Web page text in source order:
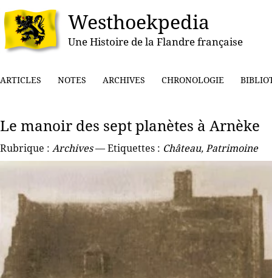
Westhoekpedia
Une Histoire de la Flandre française
ARTICLES NOTES ARCHIVES CHRONOLOGIE
Le manoir des sept planètes à Arnèke
Rubrique : Archives— Etiquettes : Château,Patrimoine